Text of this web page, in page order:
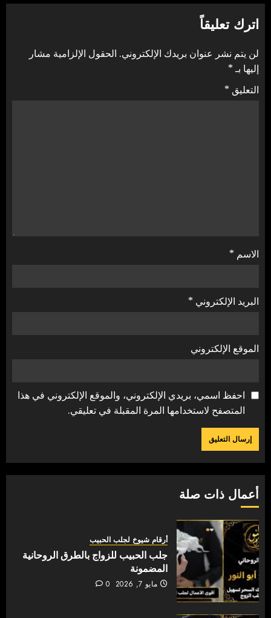
اترك تعليقاً
لن يتم نشر عنوان بريدك الإلكتروني. الحقول الإلزامية مشار
إليها بـ*
التعليق *
الاسم *
البريد الإلكتروني *
الموقع الإلكتروني
احفظ اسمي، بريدي الإلكتروني، والموقع الإلكتروني في هذا
المتصفح لاستخدامها المرة المقبلة في تعليقي.
أعمال ذات صلة
أرقام شيوخ لجلب الحبيب
جلب الحبيب للزواج بالطرق الروحانية
المضمونة
مايو 7, 2026 0